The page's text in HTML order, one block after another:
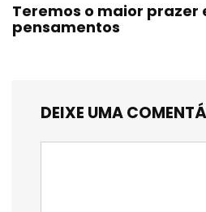
Teremos o maior prazer
pensamentos
DEIXE UMA